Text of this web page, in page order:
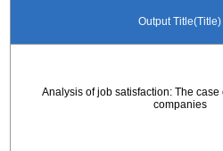
Output Title(Title)
Analysis of job satisfaction: The
companies